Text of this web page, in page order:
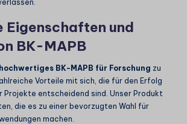
Eigenschaften und
BK-MAPB
hochwertiges BK-MAPB für Forschung zu
Vorteile mit sich, die für den Erfolg
entscheidend sind. Unser Produkt
die es zu einer bevorzugten Wahl für
machen.